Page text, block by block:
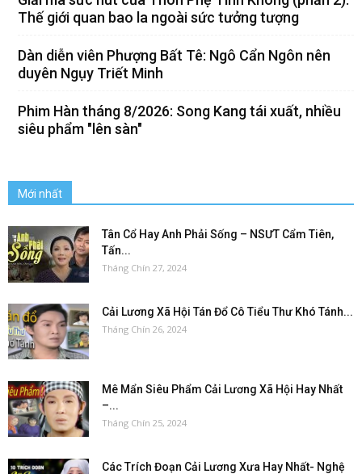
Thế giới quan bao la ngoài sức tưởng tượng
Dàn diễn viên Phượng Bất Tê: Ngô Cẩn Ngôn nên
duyên Ngụy Triết Minh
Phim Hàn tháng 8/2026: Song Kang tái xuất, nhiều
siêu phẩm "lên sàn"
Mới nhất
Tân Cổ Hay Anh Phải Sống – NSƯT Cẩm Tiên,
Tấn...
Tháng Chín 27, 2024
Cải Lương Xã Hội Tán Đổ Cô Tiểu Thư Khó Tánh...
Tháng Chín 26, 2024
Mê Mẩn Siêu Phẩm Cải Lương Xã Hội Hay Nhất
–...
Tháng Chín 25, 2024
Các Trích Đoạn Cải Lương Xưa Hay Nhất- Nghệ